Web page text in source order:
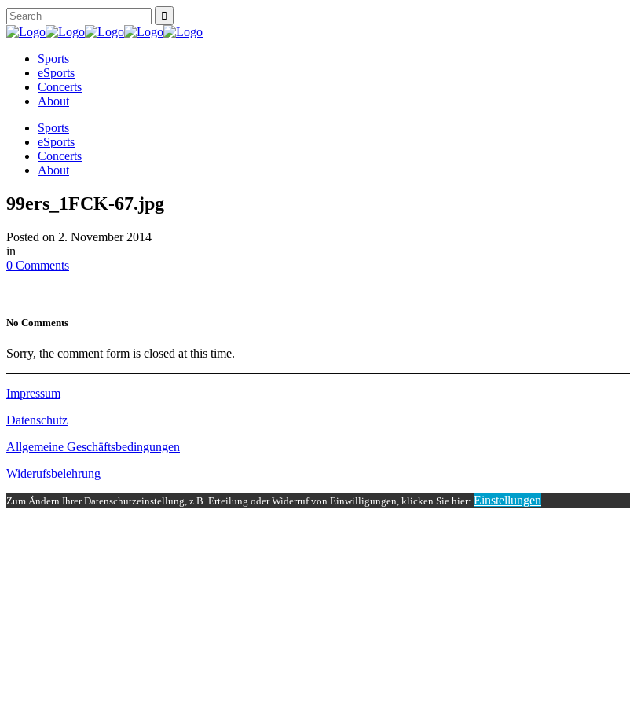
Sports
eSports
Concerts
About
Sports
eSports
Concerts
About
99ers_1FCK-67.jpg
Posted on 2. November 2014
in
0 Comments
No Comments
Sorry, the comment form is closed at this time.
Impressum
Datenschutz
Allgemeine Geschäftsbedingungen
Widerufsbelehrung
Zum Ändern Ihrer Datenschutzeinstellung, z.B. Erteilung oder Widerruf von Einwilligungen, klicken Sie hier: Einstellungen